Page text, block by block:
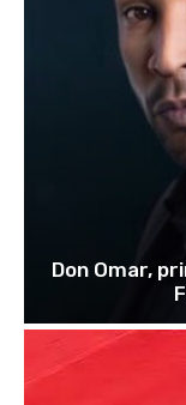
Don Omar,